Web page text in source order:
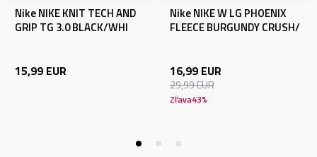
Nike NIKE KNIT TECH AND
GRIP TG 3.0 BLACK/WHI
15,99 EUR
Nike NIKE W LG PHOENIX
FLEECE BURGUNDY CRUSH/
16,99 EUR
29,99EUR
Zľava43%